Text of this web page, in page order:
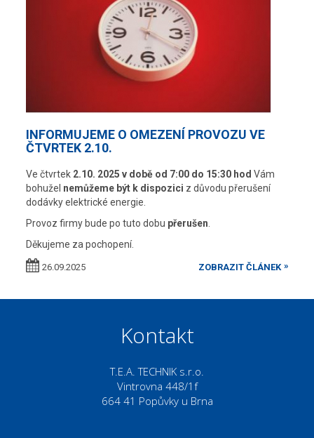
INFORMUJEME O OMEZENÍ PROVOZU VE
ČTVRTEK 2.10.
Ve čtvrtek 2.10. 2025 v době od 7:00 do 15:30 hod Vám
bohužel nemůžeme být k dispozici z důvodu přerušení
dodávky elektrické energie.
Provoz firmy bude po tuto dobu přerušen
Děkujeme za pochopení.
26.09.2025 ZOBRAZIT ČLÁNEK
Kontakt
T.E.A. TECHNIK s.r.o.
Vintrovna 448/1f
664 41 Popůvky u Brna